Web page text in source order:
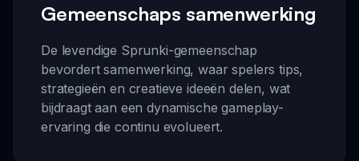
Gemeenschaps samenwerking
De levendige Sprunki-gemeenschap
bevordert samenwerking, waar spelers tips,
strategieën en creatieve ideeën delen, wat
bijdraagt aan een dynamische gameplay-
ervaring die continu evolueert.